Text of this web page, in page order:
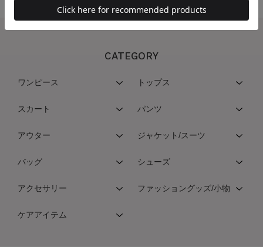
CATEGORY
ワンピース トップス
スカート パンツ
アウター ジャケット/スーツ
バッグ シューズ
アクセサリー ファッショングッズ/小物
ケアアイテム